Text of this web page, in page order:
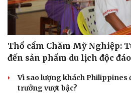
Thổ cẩm Chăm Mỹ Nghiệp:
đến sản phẩm du lịch độc đáo
Vì sao lượng khách Philippines
trưởng vượt bậc?